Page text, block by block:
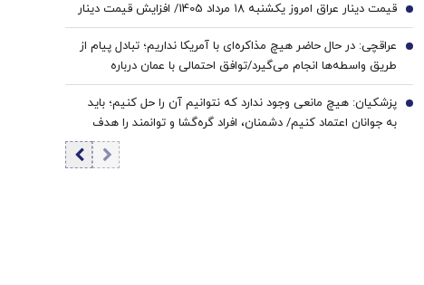
قیمت دینار عراق امروز یکشنبه ۱۸ مرداد 1405/ افزایش قیمت دینار 8
عراقچی: در حال حاضر هیچ مذاکره‌ای با آمریکا نداریم؛ تبادل پیام از
طریق واسطه‌ها انجام می‌گیرد/توافق احتمالی با عمان درباره
مسیرهای دریایی به معنای باز شدن تنگه هرمز نیست
9
پزشکیان: هیچ مانعی وجود ندارد که نتوانیم آن را حل کنیم؛ باید
به جوانان اعتماد کنیم/ دشمنان، افراد گره‌گشا و توانمند را هدف
10